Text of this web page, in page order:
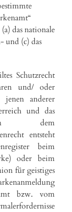
das nationale
und (c) das
Schutzrecht
und/ oder
jenen anderer
und das
dem
entsteht
beim
oder beim
für geistiges
bzw. vom